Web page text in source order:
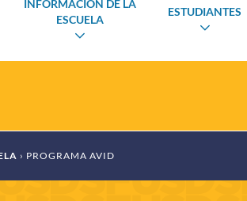
INFORMACIÓN DE LA
ESCUELA
ALTERNAR
ESTUDIANTES
PROGRAMA AVID